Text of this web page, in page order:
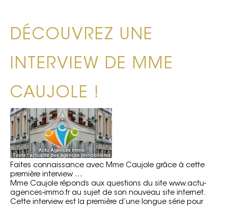
DÉCOUVREZ UNE
INTERVIEW DE MME
CAUJOLE !
Faites connaissance avec Mme Caujole grâce à cette
première interview …
Mme Caujole réponds aux questions du site www.actu-
agences-immo.frau sujet de son nouveau site internet.
Cette interview est la première d’une longue série pour